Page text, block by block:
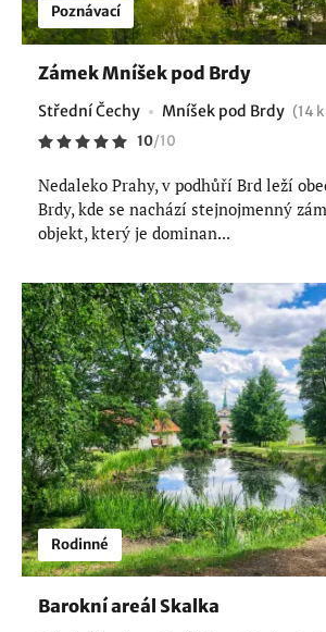
Poznávací
Zámek Mníšek pod Brdy
Střední Čechy Mníšek pod Brdy (14
10/10
Nedaleko Prahy, v podhůří Brd leží
Brdy, kde se nachází stejnojmenný
objekt, který je dominan...
Rodinné
Barokní areál Skalka